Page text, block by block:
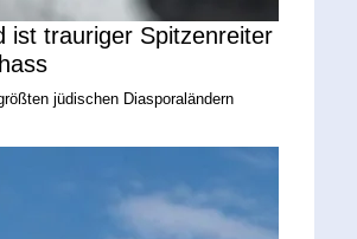
ist trauriger Spitzenreiter
jüdischen Diasporaländern